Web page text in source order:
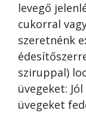
levegő
cukorral
szeretnénk
sziruppal)
üvegeket:
üvegeket